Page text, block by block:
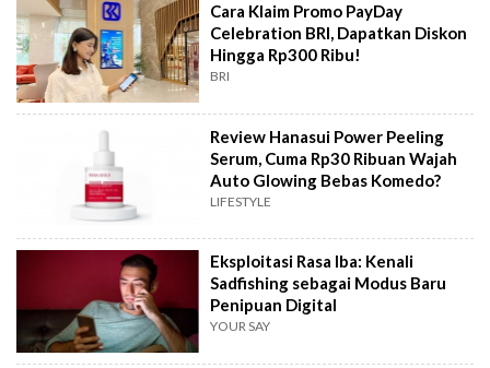
Cara Klaim Promo PayDay
Celebration BRI, Dapatkan Diskon
Hingga Rp300 Ribu!
BRI
Review Hanasui Power Peeling
Serum, Cuma Rp30 Ribuan Wajah
Auto Glowing Bebas Komedo?
LIFESTYLE
Eksploitasi Rasa Iba: Kenali
Sadfishing sebagai Modus Baru
Penipuan Digital
YOUR SAY